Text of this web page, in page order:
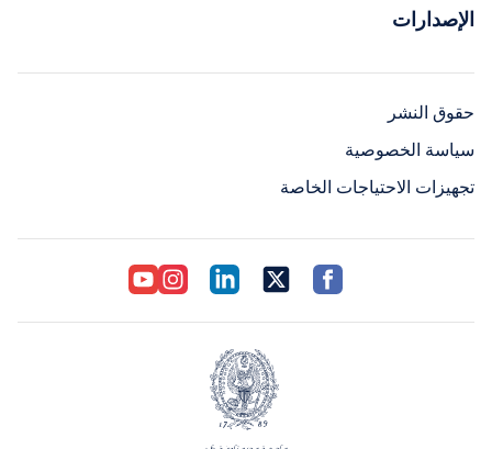
الإصدارات
حقوق النشر
سياسة الخصوصية
تجهيزات الاحتياجات الخاصة